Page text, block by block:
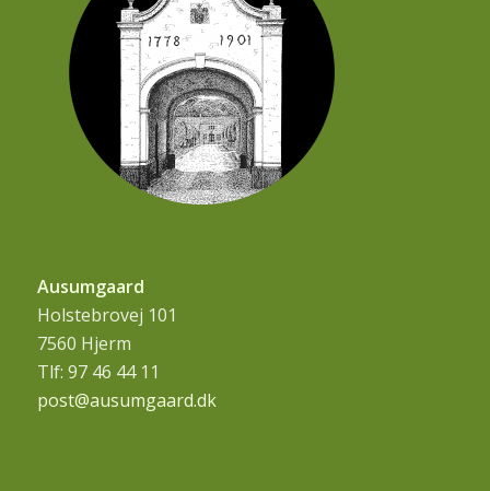
Ausumgaard
Holstebrovej 101
7560 Hjerm
Tlf: 97 46 44 11
post@ausumgaard.dk